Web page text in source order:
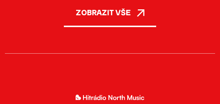
ZOBRAZIT VŠE